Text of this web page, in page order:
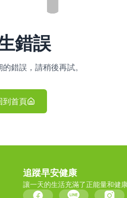
錯誤
錯誤，請稍後再試。
到首頁
追蹤早安健康
讓一天的生活充滿了正能量和健